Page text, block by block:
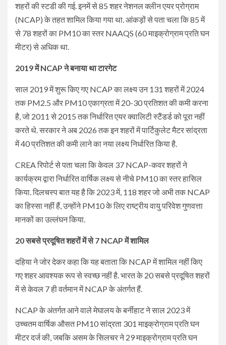
शहरों की स्टडी की गई. इनमें से 85 शहर नेशनल क्लीन एयर प्रोग्राम
(NCAP) के तहत शामिल किया गया था. आंकड़ों से पता चला कि 85 में
से 78 शहरों का PM10 का स्तर NAAQS (60 माइक्रोग्राम प्रति घन
मीटर) से अधिक था.
2019 में NCAP ने बनाया था टारगेट
साल 2019 में शुरू किए गए NCAP का लक्ष्य उन 131 शहरों में 2024
तक PM2.5 और PM10 एकाग्रता में 20-30 प्रतिशत की कमी करना
है, जो 2011 से 2015 तक निर्धारित एयर क्वालिटी स्टैंडर्ड को पूरा नहीं
करते थे. सरकार ने अब 2026 तक इन शहरों में पार्टिकुलेट मैटर सांद्रता
में 40 प्रतिशत की कमी लाने का नया लक्ष्य निर्धारित किया है.
CREA रिपोर्ट से पता चला कि केवल 37 NCAP-कवर शहरों ने
कार्यक्रम द्वारा निर्धारित वार्षिक लक्ष्य से नीचे PM10 का स्तर हासिल
किया. दिलचस्प बात यह है कि 2023 में, 118 शहर जो अभी तक NCAP
का हिस्सा नहीं हैं, उन्होंने PM10 के लिए राष्ट्रीय वायु परिवेश गुणवत्ता
मानकों का उल्लंघन किया.
20 सबसे प्रदूषित शहरों में से 7 NCAP में शामिल
दहिया ने जोर देकर कहा कि यह बताता कि NCAP में शामिल नहीं किए
गए शहर आवश्यक रूप से स्वच्छ नहीं है. भारत के 20 सबसे प्रदूषित शहरों
में से केवल 7 ही वर्तमान में NCAP के अंतर्गत हैं.
NCAP के अंतर्गत आने वाले मेघालय के बर्नीहाट ने साल 2023 में
उच्चतम वार्षिक औसत PM10 सांद्रता 301 माइक्रोग्राम प्रति घन
मीटर दर्ज की, जबकि असम के सिलचर ने 29 माइक्रोग्राम प्रति घन